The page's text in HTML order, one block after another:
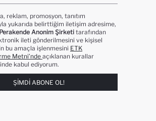
reklam, promosyon, tanıtım
yukarıda belirttiğim iletişim adresime,
Anonim Şirketi tarafından
ileti gönderilmesini ve kişisel
bu amaçla işlenmesini ETK
Metni’nde açıklanan kurallar
kabul ediyorum.
ŞIMDI ABONE OL!